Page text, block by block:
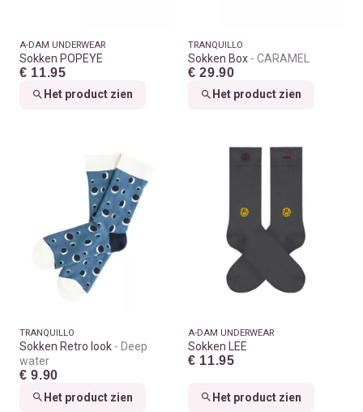
A-DAM UNDERWEAR
Sokken POPEYE
€ 11.95
Het product zien
TRANQUILLO
Sokken Box CARAMEL
€ 29.90
Het product zien
TRANQUILLO
Sokken Retro look
Deep
water
€ 9.90
Het product zien
A-DAM UNDERWEAR
Sokken LEE
€ 11.95
Het product zien